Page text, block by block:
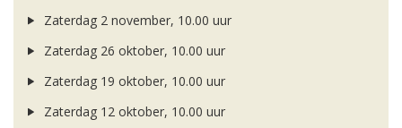
Zaterdag 2 november, 10.00 uur
Zaterdag 26 oktober, 10.00 uur
Zaterdag 19 oktober, 10.00 uur
Zaterdag 12 oktober, 10.00 uur